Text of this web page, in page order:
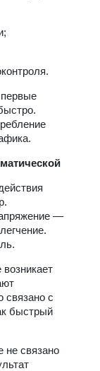
—
связано с
быстрый
не связано